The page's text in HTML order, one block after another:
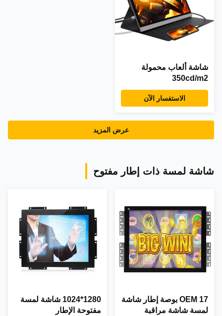
شاشة ألعاب محمولة
350cd/m2
الاستفسار الآن
عرض المزيد
شاشة لمسة ذات إطار مفتوح
OEM 17 بوصة إطار شاشة
لمسة شاشة مراقبة
1280*1024 شاشة لمسة
مفتوحة الإطار